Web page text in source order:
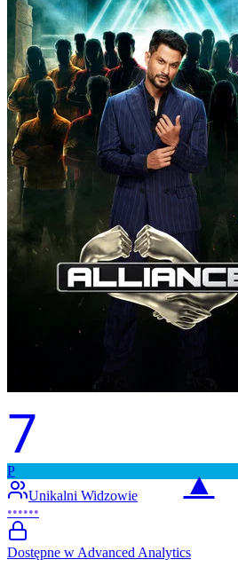
7
▲
P
Unikalni Widzowie
••••••
Dostępne w Advanced Analytics